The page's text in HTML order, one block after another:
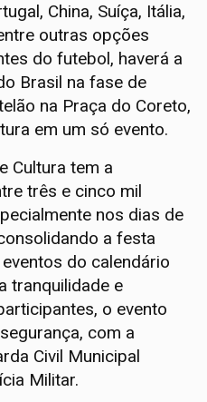
China, Suíça, Itália,
outras opções
do futebol, haverá a
Brasil na fase de
na Praça do Coreto,
em um só evento.
Cultura tem a
três e cinco mil
nos dias de
a festa
do calendário
tranquilidade e
o evento
com a
Civil Municipal
Militar.